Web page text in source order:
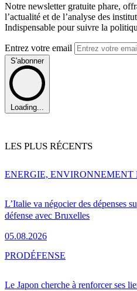
Notre newsletter gratuite phare,
l’actualité et de l’analyse des
Indispensable pour suivre la
Entrez votre email
S'abonner
Loading...
LES PLUS RÉCENTS
L’Italie va négocier des dépenses
défense avec Bruxelles
05.08.2026
ENERGIE, ENVIRONNEMENT
Le Japon cherche à renforcer ses
PRODÉFENSE